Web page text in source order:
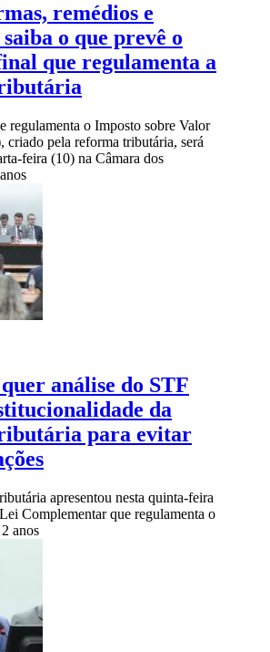
remédios e
o que prevê o
que regulamenta a
regulamenta o Imposto sobre Valor
pela reforma tributária, será
feira (10) na Câmara dos
análise do STF
da
para evitar
apresentou nesta quinta-feira
Complementar que regulamenta o
anos